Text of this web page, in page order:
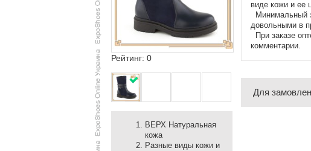
Рейтинг: 0
ВЕРХ Натуральная
кожа
Разные виды кожи и
виде кожи и ее
Минимальный
довольными в
При заказе
комментарии.
Для